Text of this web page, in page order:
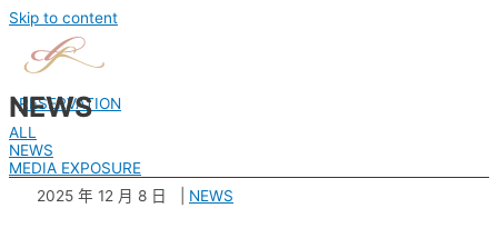
Skip to content
RESERVATION
NEWS
ALL
NEWS
MEDIA EXPOSURE
2025 年 12 月 8 日 NEWS